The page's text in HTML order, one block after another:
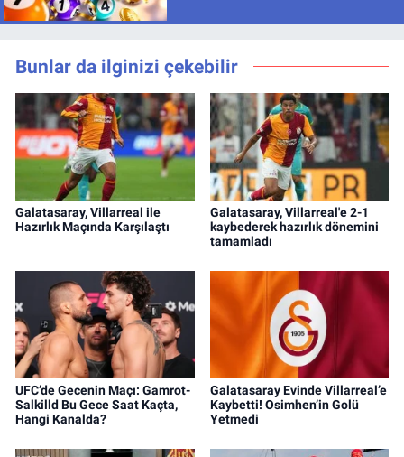
Bunlar da ilginizi çekebilir
Galatasaray, Villarreal ile
Hazırlık Maçında Karşılaştı
Galatasaray, Villarreal'e 2-1
kaybederek hazırlık dönemini
tamamladı
UFC’de Gecenin Maçı: Gamrot-
Salkilld Bu Gece Saat Kaçta,
Hangi Kanalda?
Galatasaray Evinde Villarreal’e
Kaybetti! Osimhen’in Golü
Yetmedi